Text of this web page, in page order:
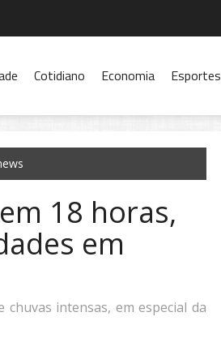
Cotidiano Economia Esportes
18 horas,
em
chuvas intensas, em especial da